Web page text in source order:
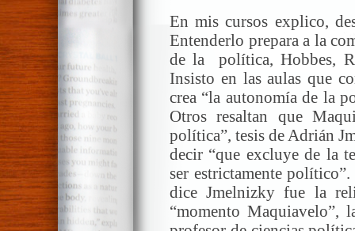
En mis cursos explico,
Entenderlo prepara a la
de la política, Hobbes,
Insisto en las aulas que
crea “la autonomía de la
Otros resaltan que
política”, tesis de Adrián
decir “que excluye de la
ser estrictamente
dice Jmelnizky fue la
“momento Maquiavelo”,